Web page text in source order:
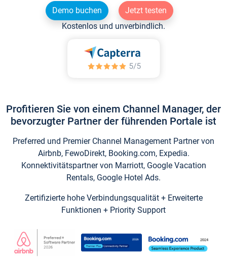
Demo buchen
Jetzt testen
Kostenlos und unverbindlich.
Profitieren Sie von einem Channel Manager, der
bevorzugter Partner der führenden Portale ist
Preferred und Premier Channel Management Partner von
Airbnb, FewoDirekt, Booking.com, Expedia.
Konnektivitätspartner von Marriott, Google Vacation
Rentals, Google Hotel Ads.
Zertifizierte hohe Verbindungsqualität + Erweiterte
Funktionen + Priority Support